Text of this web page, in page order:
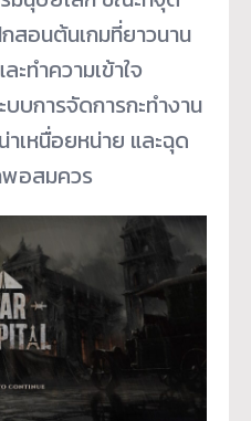
สอนต้นเกมที่ยาวนาน
ทำความเข้าใจ
บการจัดการกะทำงาน
เหนื่อยหน่าย และฉุด
พอสมควร